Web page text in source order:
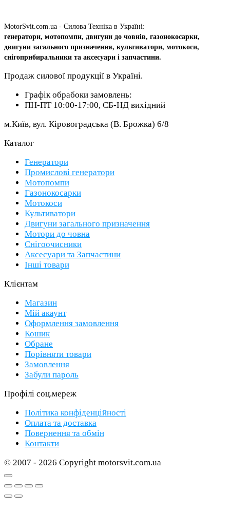
MotorSvit.com.ua - Силова Техніка в Україні:
генератори, мотопомпи, двигуни до човнів, газонокосарки,
двигуни загального призначення, культиватори, мотокоси,
снігоприбиральники та аксесуари і запчастини.
Продаж силової продукції в Україні.
Графік обрабоки замовлень:
ПН-ПТ 10:00-17:00, СБ-НД вихідний
м.Київ, вул. Кіровоградська (В. Брожка) 6/8
Каталог
Генератори
Промислові генератори
Мотопомпи
Газонокосарки
Мотокоси
Культиватори
Двигуни загального призначення
Мотори до човна
Снігоочисники
Аксесуари та Запчастини
Інші товари
Клієнтам
Магазин
Мій акаунт
Оформлення замовлення
Кошик
Обране
Порівняти товари
Замовлення
Забули пароль
Профілі соц.мереж
Політика конфіденційності
Оплата та доставка
Повернення та обмін
Контакти
© 2007 - 2026 Copyright motorsvit.com.ua